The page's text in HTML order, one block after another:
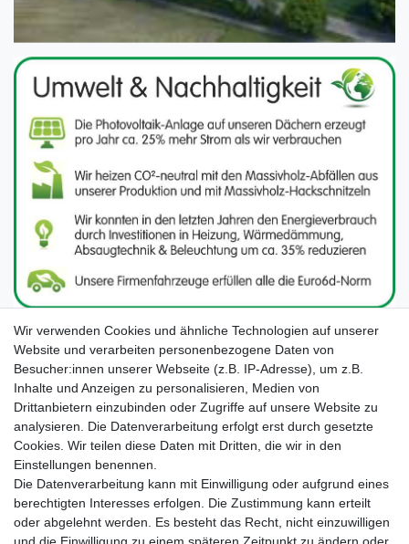
Unsere Seiten im Social Media:
Wir verwenden Cookies und ähnliche Technologien auf unserer
Website und verarbeiten personenbezogene Daten von
Besucher:innen unserer Webseite (z.B. IP-Adresse), um z.B.
Inhalte und Anzeigen zu personalisieren, Medien von
Drittanbietern einzubinden oder Zugriffe auf unsere Website zu
analysieren. Die Datenverarbeitung erfolgt erst durch gesetzte
Cookies. Wir teilen diese Daten mit Dritten, die wir in den
Einstellungen benennen.
Die Datenverarbeitung kann mit Einwilligung oder aufgrund eines
berechtigten Interesses erfolgen. Die Zustimmung kann erteilt
oder abgelehnt werden. Es besteht das Recht, nicht einzuwilligen